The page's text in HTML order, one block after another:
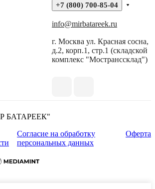
+7 (800) 700-85-04
info@mirbatareek.ru
г. Москва ул. Красная сосна,
д.2, корп.1, стр.1 (складской
комплекс "Мостранссклад")
БАТАРЕЕК"
Согласие на обработку
персональных данных
Оферта